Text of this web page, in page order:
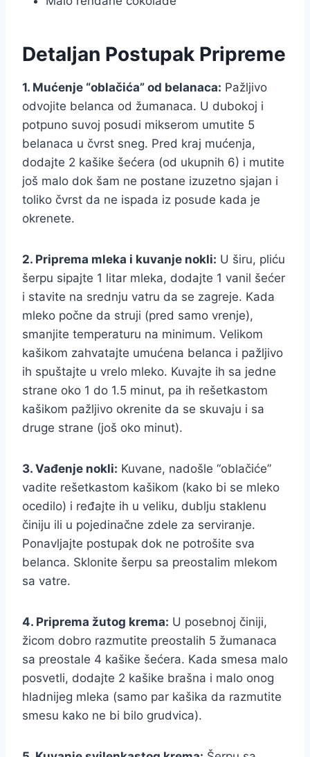
Detaljan Postupak Pripreme
1. Mućenje “oblačića” od belanaca: Pažljivo
odvojite belanca od žumanaca. U dubokoj i
potpuno suvoj posudi mikserom umutite 5
belanaca u čvrst sneg. Pred kraj mućenja,
dodajte 2 kašike šećera (od ukupnih 6) i mutite
još malo dok šam ne postane izuzetno sjajan i
toliko čvrst da ne ispada iz posude kada je
okrenete.
2. Priprema mleka i kuvanje nokli: U širu, pliću
šerpu sipajte 1 litar mleka, dodajte 1 vanil šećer
i stavite na srednju vatru da se zagreje. Kada
mleko počne da struji (pred samo vrenje),
smanjite temperaturu na minimum. Velikom
kašikom zahvatajte umućena belanca i pažljivo
ih spuštajte u vrelo mleko. Kuvajte ih sa jedne
strane oko 1 do 1.5 minut, pa ih rešetkastom
kašikom pažljivo okrenite da se skuvaju i sa
druge strane (još oko minut).
3. Vađenje nokli: Kuvane, nadošle “oblačiće”
vadite rešetkastom kašikom (kako bi se mleko
ocedilo) i ređajte ih u veliku, dublju staklenu
činiju ili u pojedinačne zdele za serviranje.
Ponavljajte postupak dok ne potrošite sva
belanca. Sklonite šerpu sa preostalim mlekom
sa vatre.
4. Priprema žutog krema: U posebnoj činiji,
žicom dobro razmutite preostalih 5 žumanaca
sa preostale 4 kašike šećera. Kada smesa malo
posvetli, dodajte 2 kašike brašna i malo onog
hladnijeg mleka (samo par kašika da razmutite
smesu kako ne bi bilo grudvica).